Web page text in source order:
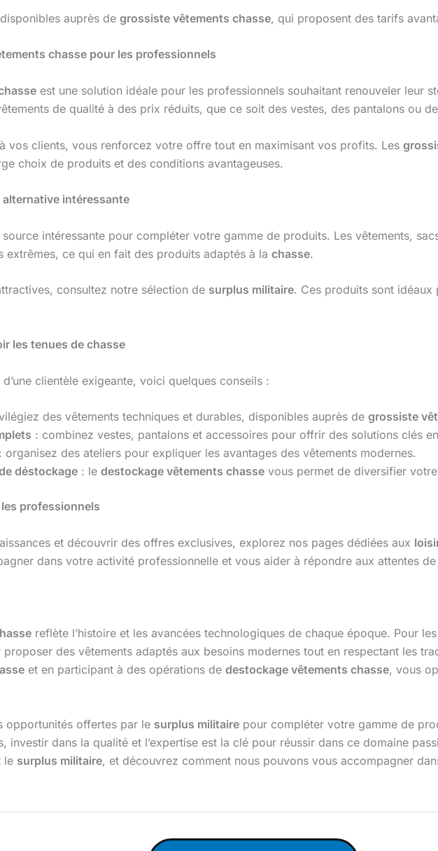
auprès de grossiste vêtements chasse, qui proposent des tarifs
chasse pour les professionnels
est une solution idéale pour les professionnels souhaitant renouveler leur
de qualité à des prix réduits, que ce soit des vestes, des pantalons ou
vos clients, vous renforcez votre offre tout en maximisant vos profits. Les
choix de produits et des conditions avantageuses.
intéressante
source intéressante pour compléter votre gamme de produits. Les vêtements,
extrêmes, ce qui en fait des produits adaptés à la chasse.
consultez notre sélection de surplus militaire. Ces produits sont
les tenues de chasse
clientèle exigeante, voici quelques conseils :
des vêtements techniques et durables, disponibles auprès de grossiste
: combinez vestes, pantalons et accessoires pour offrir des solutions clés
: organisez des ateliers pour expliquer les avantages des vêtements modernes.
déstockage : le destockage vêtements chasse vous permet de diversifier
professionnels
et découvrir des offres exclusives, explorez nos pages dédiées aux
dans votre activité professionnelle et vous aider à répondre aux attentes
reflète l’histoire et les avancées technologiques de chaque époque. Pour
des vêtements adaptés aux besoins modernes tout en respectant les
et en participant à des opérations de destockage vêtements chasse, vous
opportunités offertes par le surplus militaire pour compléter votre gamme de
investir dans la qualité et l’expertise est la clé pour réussir dans ce domaine
le surplus militaire, et découvrez comment nous pouvons vous accompagner